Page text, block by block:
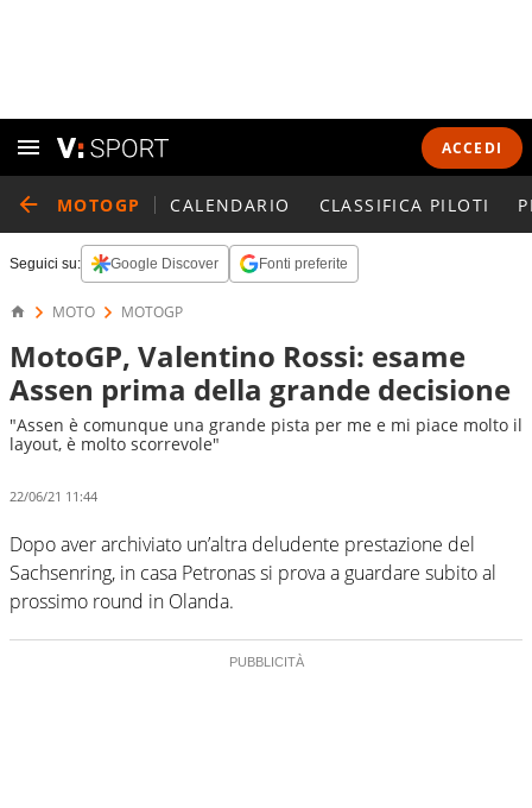
ACCEDI
MOTOGP CALENDARIO CLASSIFICA PILOTI
Seguici su: Google Discover Fonti preferite
MOTO MOTOGP
MotoGP, Valentino Rossi: esame
Assen prima della grande decisione
"Assen è comunque una grande pista per me e mi piace molto il
layout, è molto scorrevole"
22/06/21 11:44
Dopo aver archiviato un’altra deludente prestazione del
Sachsenring, in casa Petronas si prova a guardare subito al
prossimo round in Olanda.